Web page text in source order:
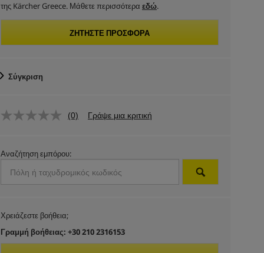
της Kärcher Greece. Μάθετε περισσότερα εδώ.
ΖΗΤΉΣΤΕ ΠΡΟΣΦΟΡΆ
Σύγκριση
(0) Γράψε μια κριτική
Αναζήτηση εμπόρου:
Χρειάζεστε βοήθεια;
Γραμμή βοήθειας: +30 210 2316153